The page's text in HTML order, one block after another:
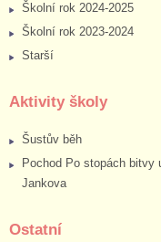
Školní rok 2024-2025
Školní rok 2023-2024
Starší
Aktivity školy
Šustův běh
Pochod Po stopách bitvy
Jankova
Ostatní